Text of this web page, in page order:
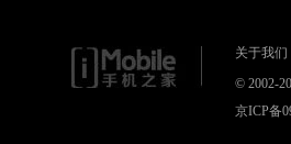
关于我们
© 2002-
京ICP备